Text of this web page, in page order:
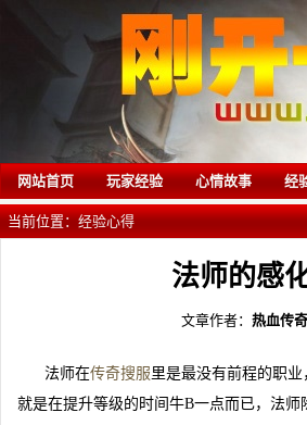
网站首页 玩家经验 心情故事 经
当前位置： 经验心得
法师的感
文章作者： 热血传
法师在传奇搜服里是最没有前程的职
就是在提升等级的时间牛B一点而已，法